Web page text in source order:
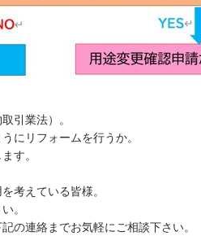
引業法）。
にリフォームを行うか。
す。
考えている皆様。
。
の連絡までお気軽にご相談下さい。